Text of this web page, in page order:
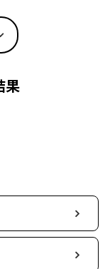
果